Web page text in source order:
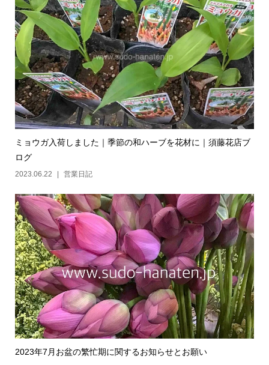
ミョウガ入荷しました｜季節の和ハーブを花材に｜須藤花店ブ
ログ
2023.06.22 営業日記
2023年7月お盆の繁忙期に関するお知らせとお願い